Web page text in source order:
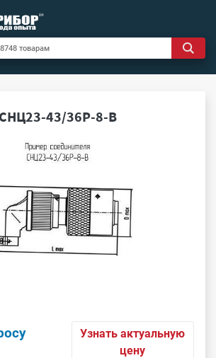
СНЦ23-43/36Р-8-В
Узнать актуальную
цену